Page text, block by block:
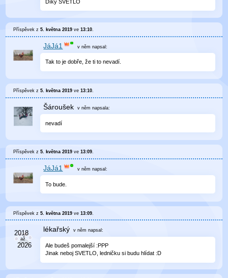
Díky SVETLO
Příspěvek z5. května 2019 ve13:10
JáJá1 v něm napsal:
Tak to je dobře, že ti to nevadí.
Příspěvek z5. května 2019 ve13:10.
Šároušek v něm napsala:
nevadí
Příspěvek z5. května 2019 ve13:09.
JáJá1 v něm napsal:
To bude.
Příspěvek z5. května 2019 ve13:09
lékařský v něm napsal:
Ale budeš pomalejší :PPP
Jinak neboj SVETLO, ledničku si budu hlídat :D